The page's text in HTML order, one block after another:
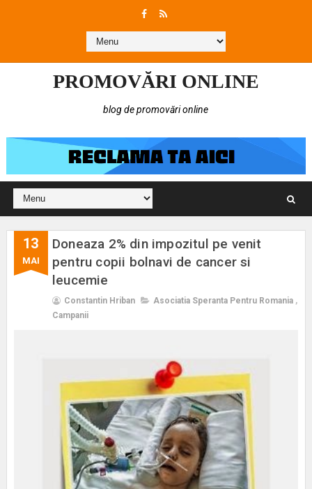
PROMOVĂRI ONLINE
blog de promovări online
13
MAI
Doneaza 2% din impozitul pe venit
pentru copii bolnavi de cancer si
leucemie
Constantin Hriban Asociatia Speranta Pentru Romania ,
Campanii